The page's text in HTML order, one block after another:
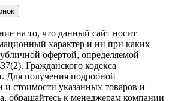
на то, что данный сайт носит
характер и ни при каких
офертой, определяемой
Гражданского кодекса
Для получения подробной
стоимости указанных товаров и
обращайтесь к менеджерам компании